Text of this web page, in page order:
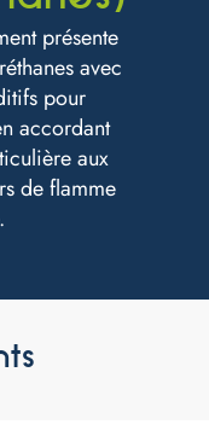
présente
avec
pour
accordant
aux
de flamme